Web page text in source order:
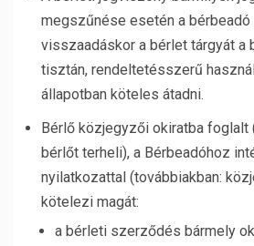
megszűnése esetén a
visszaadáskor a bérlet tárgyát a
tisztán, rendeltetésszerű
állapotban köteles átadni.
Bérlő közjegyzői okiratba foglalt
bérlőt terheli), a Bérbeadóhoz
nyilatkozattal (továbbiakban:
kötelezi magát:
a bérleti szerződés bármely